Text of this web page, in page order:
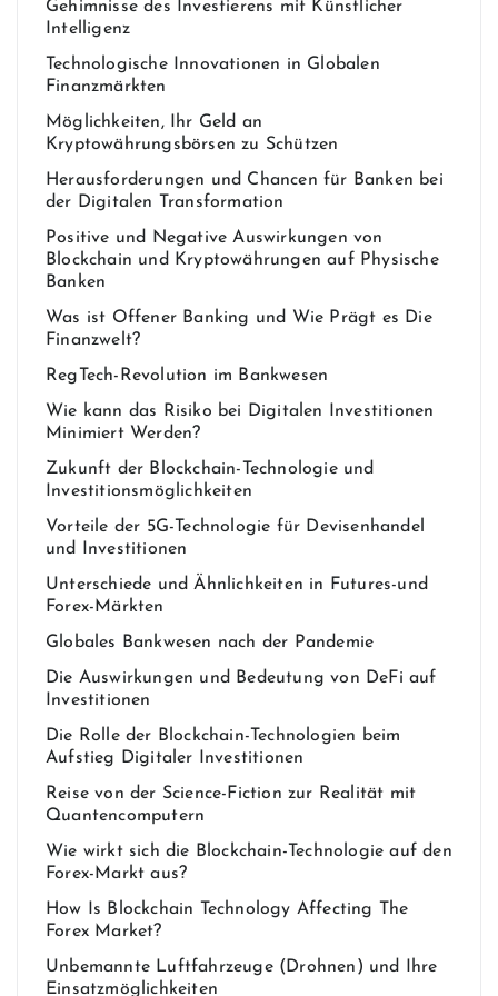
Gehim​nisse des Invest​ierens mit Künstlicher
Intelligenz
Technologische Innovationen in Globalen
Finanzmärkten
Möglichkeiten, Ihr Geld an
Kryptowährungsbörsen zu Schützen
Herausforderungen und Chancen für Banken bei
der Digitalen Transformation
Positive und Negative Auswirkungen von
Blockchain und Kryptowährungen auf Physische
Banken
Was ist Offener Banking und Wie Prägt es Die
Finanzwelt?
RegTech-Revolution im Bankwesen
Wie kann das Risiko bei Digitalen Investitionen
Minimiert Werden?
Zukunft der Blockchain-Technologie und
Investitionsmöglichkeiten
Vorteile der 5G-Technologie für Devisenhandel
und Investitionen
Unterschiede und Ähnlichkeiten in Futures-und
Forex-Märkten
Globales Bankwesen nach der Pandemie
Die Auswirkungen und Bedeutung von DeFi auf
Investitionen
Die Rolle der Blockchain-Technologien beim
Aufstieg Digitaler Investitionen
Reise von der Science-Fiction zur Realität mit
Quantencomputern
Wie wirkt sich die Blockchain-Technologie auf den
Forex-Markt aus?
How Is Blockchain Technology Affecting The
Forex Market?
Unbemannte Luftfahrzeuge (Drohnen) und Ihre
Einsatzmöglichkeiten